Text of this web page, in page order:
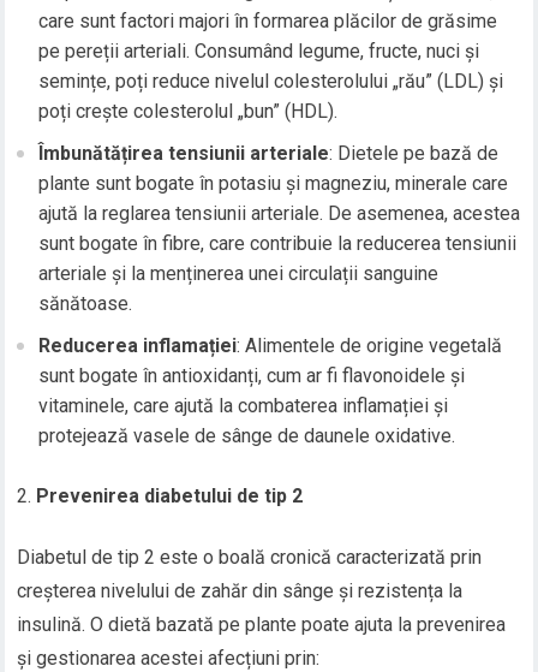
care sunt factori majori în formarea plăcilor de grăsime
pe pereții arteriali. Consumând legume, fructe, nuci și
semințe, poți reduce nivelul colesterolului „rău” (LDL) și
poți crește colesterolul „bun” (HDL).
Îmbunătățirea tensiunii arteriale: Dietele pe bază de
plante sunt bogate în potasiu și magneziu, minerale care
ajută la reglarea tensiunii arteriale. De asemenea, acestea
sunt bogate în fibre, care contribuie la reducerea tensiunii
arteriale și la menținerea unei circulații sanguine
sănătoase.
Reducerea inflamației: Alimentele de origine vegetală
sunt bogate în antioxidanți, cum ar fi flavonoidele și
vitaminele, care ajută la combaterea inflamației și
protejează vasele de sânge de daunele oxidative.
Prevenirea diabetului de tip 2
Diabetul de tip 2 este o boală cronică caracterizată prin
creșterea nivelului de zahăr din sânge și rezistența la
insulină. O dietă bazată pe plante poate ajuta la prevenirea
și gestionarea acestei afecțiuni prin: